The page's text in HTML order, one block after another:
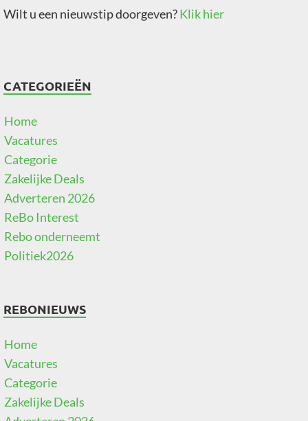
Wilt u een nieuwstip doorgeven?Klik hier
CATEGORIEËN
Home
Vacatures
Categorie
Zakelijke Deals
Adverteren 2026
ReBo Interest
Rebo onderneemt
Politiek2026
REBONIEUWS
Home
Vacatures
Categorie
Zakelijke Deals